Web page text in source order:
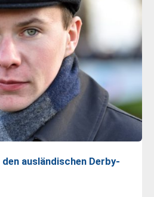
ausländischen Derby-